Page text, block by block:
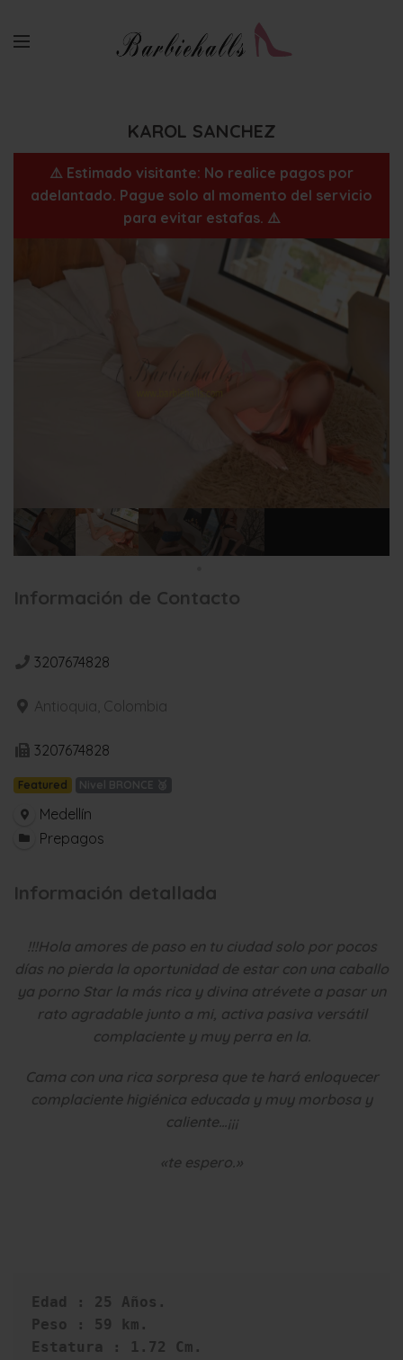
KAROL SANCHEZ
⚠️ Estimado visitante: No realice pagos por
adelantado. Pague solo al momento del servicio
para evitar estafas. ⚠️
Información de Contacto
3207674828
Antioquia, Colombia
3207674828
Featured Nivel BRONCE 🥉
Medellín
Prepagos
Información detallada
!!!Hola amores de paso en tu ciudad solo por pocos
días no pierda la oportunidad de estar con una caballo
ya porno Star la más rica y divina atrévete a pasar un
rato agradable junto a mi, activa pasiva versátil
complaciente y muy perra en la.
Cama con una rica sorpresa que te hará enloquecer
complaciente higiénica educada y muy morbosa y
caliente…¡¡¡
«te espero.»
Edad : 25 Años.
Peso : 59 km.
Estatura : 1.72 Cm.